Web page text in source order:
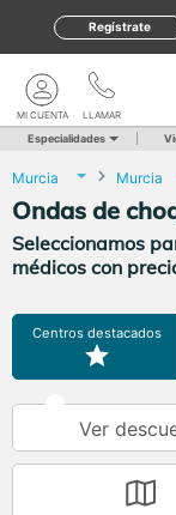
Regístrate
LLAMAR
MI CUENTA
Especialidades
Murcia Murcia
Ondas de
Seleccionamos
médicos con
Centros destacados
Ver